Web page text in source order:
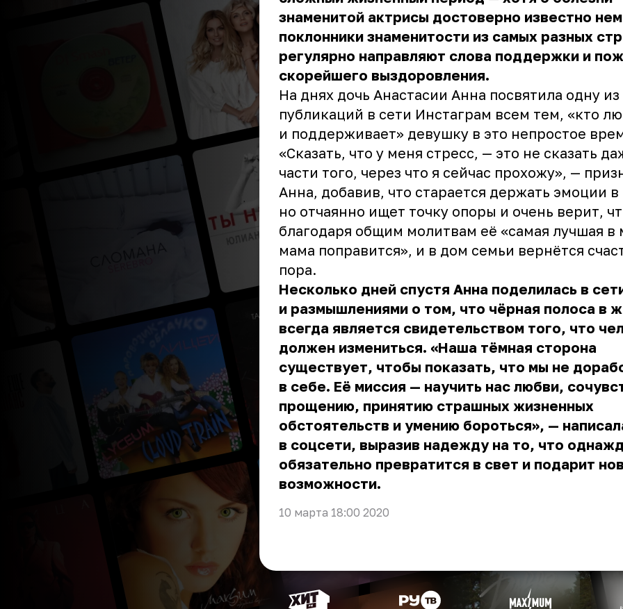
знаменитой актрисы достоверно известно
поклонники знаменитости из самых разных
регулярно направляют слова поддержки и
скорейшего выздоровления.
На днях дочь Анастасии Анна посвятила одну из
публикаций в сети Инстаграм всем тем, «кто
и поддерживает» девушку в это непростое
«Сказать, что у меня стресс, — это не сказать
части того, через что я сейчас прохожу», —
Анна, добавив, что старается держать эмоции в
но отчаянно ищет точку опоры и очень верит,
благодаря общим молитвам её «самая лучшая в
мама поправится», и в дом семьи вернётся
пора.
Несколько дней спустя Анна поделилась в
и размышлениями о том, что чёрная полоса в
всегда является свидетельством того, что
должен измениться. «Наша тёмная сторона
существует, чтобы показать, что мы не
в себе. Её миссия — научить нас любви,
прощению, принятию страшных жизненных
обстоятельств и умению бороться», —
в соцсети, выразив надежду на то, что
обязательно превратится в свет и подарит
возможности.
10 марта 18:00 2020